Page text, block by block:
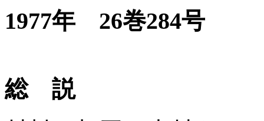
1977年 26巻284号
総 説